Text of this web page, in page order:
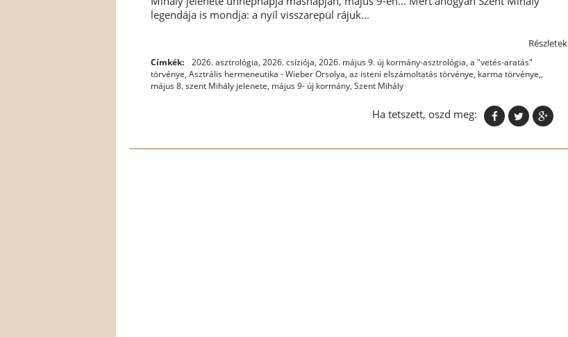
legendája is mondja: a nyíl visszarepül rájuk...
Részletek
Címkék: 2026. asztrológia, 2026. csíziója, 2026. május 9. új kormány-asztrológia, a "vetés-aratás"
törvénye, Asztrális hermeneutika - Wieber Orsolya, az isteni elszámoltatás törvénye, karma törvénye,,
május 8. szent Mihály jelenete, május 9- új kormány, Szent Mihály
Ha tetszett, oszd meg: